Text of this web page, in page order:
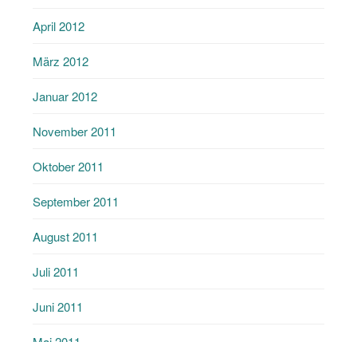
April 2012
März 2012
Januar 2012
November 2011
Oktober 2011
September 2011
August 2011
Juli 2011
Juni 2011